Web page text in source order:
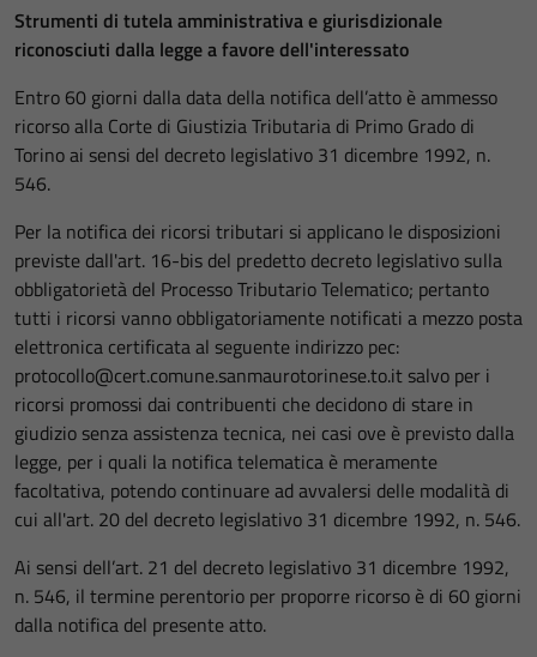
Strumenti di tutela amministrativa e giurisdizionale
riconosciuti dalla legge a favore dell'interessato
Entro 60 giorni dalla data della notifica dell’atto è ammesso
ricorso alla Corte di Giustizia Tributaria di Primo Grado di
Torino ai sensi del decreto legislativo 31 dicembre 1992, n.
546.
Per la notifica dei ricorsi tributari si applicano le disposizioni
previste dall'art. 16-bis del predetto decreto legislativo sulla
obbligatorietà del Processo Tributario Telematico; pertanto
tutti i ricorsi vanno obbligatoriamente notificati a mezzo posta
elettronica certificata al seguente indirizzo pec:
protocollo@cert.comune.sanmaurotorinese.to.it salvo per i
ricorsi promossi dai contribuenti che decidono di stare in
giudizio senza assistenza tecnica, nei casi ove è previsto dalla
legge, per i quali la notifica telematica è meramente
facoltativa, potendo continuare ad avvalersi delle modalità di
cui all'art. 20 del decreto legislativo 31 dicembre 1992, n. 546.
Ai sensi dell’art. 21 del decreto legislativo 31 dicembre 1992,
n. 546, il termine perentorio per proporre ricorso è di 60 giorni
dalla notifica del presente atto.